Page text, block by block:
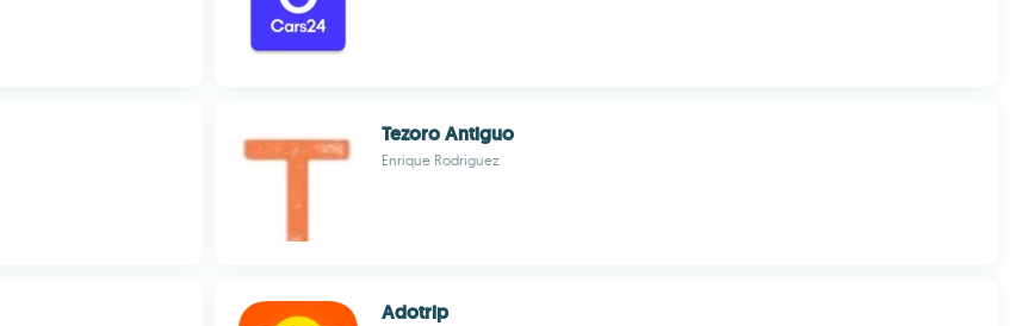
Tezoro Antiguo
Enrique Rodriguez
Adotrip